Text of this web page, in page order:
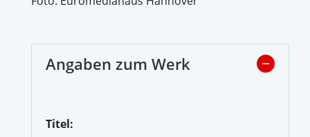
Angaben zum Werk
Titel: